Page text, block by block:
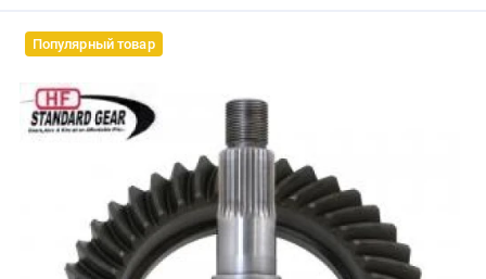
Популярный товар